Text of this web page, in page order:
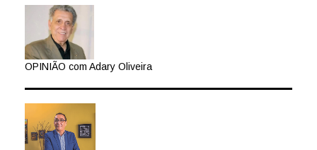
OPINIÃO com Adary Oliveira